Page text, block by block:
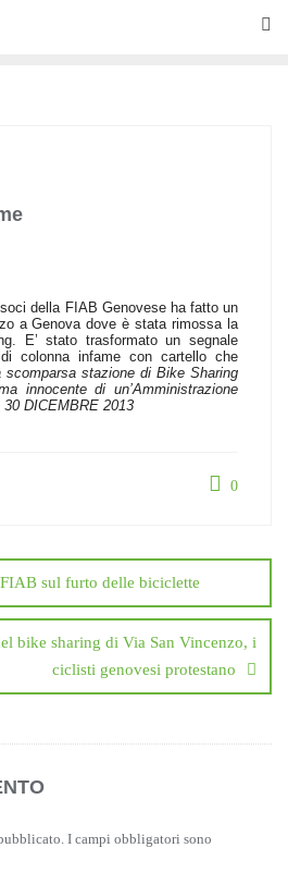
soci della FIAB Genovese ha fatto un
a Genova dove è stata rimossa la
E’ stato trasformato un segnale
colonna infame con cartello che
scomparsa stazione di Bike Sharing
innocente di un’Amministrazione
DICEMBRE 2013
0
sul furto delle biciclette
bike sharing di Via San Vincenzo, i
ciclisti genovesi protestano
I campi obbligatori sono